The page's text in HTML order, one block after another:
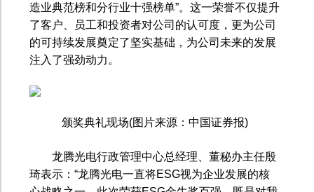
造业典范榜和分行业十强榜单”。这一荣誉不仅提升
了客户、员工和投资者对公司的认可度，更为公司
的可持续发展奠定了坚实基础，为公司未来的发展
注入了强劲动力。
颁奖典礼现场(图片来源：中国证券报)
龙腾光电行政管理中心总经理、董秘办主任殷
琦表示：“龙腾光电一直将ESG视为企业发展的核